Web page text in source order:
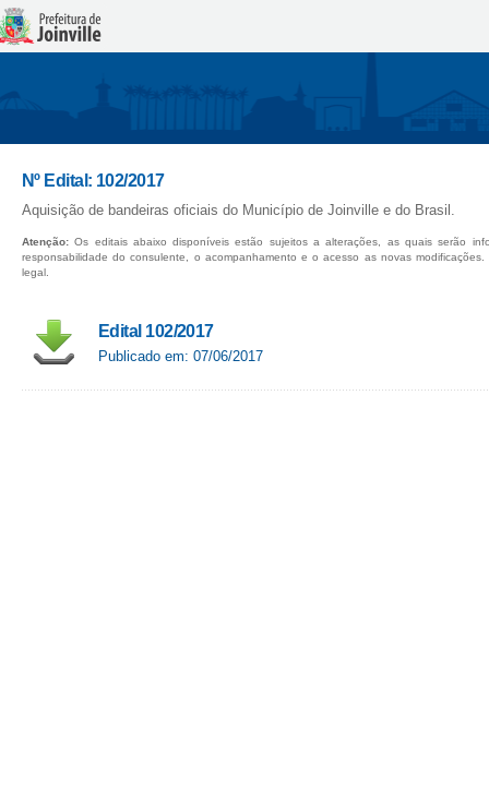
Nº Edital: 102/2017
Aquisição de bandeiras oficiais do Município de Joinville e do Brasil.
Atenção: Os editais abaixo disponíveis estão sujeitos a alterações, as quais serão
responsabilidade do consulente, o acompanhamento e o acesso as novas
legal.
Edital 102/2017
Publicado em: 07/06/2017